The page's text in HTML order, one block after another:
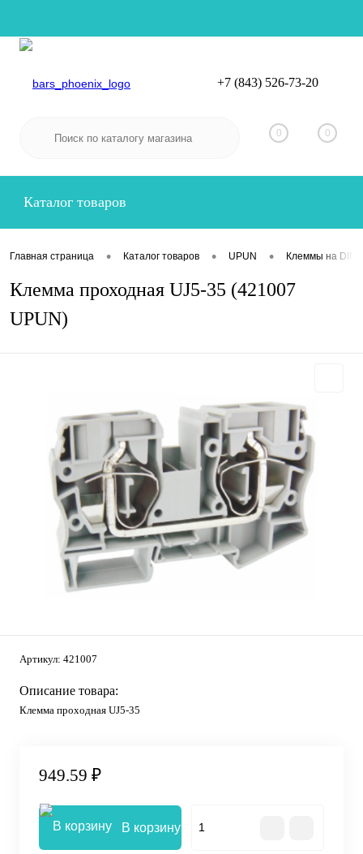
Вход
+7 (843) 526-73-20
0 0
Каталог товаров
Главная страница • Каталог товаров • UPUN • Клеммы на DIN-
Клемма проходная UJ5-35 (421007
UPUN)
Артикул: 421007
Описание товара:
Клемма проходная UJ5-35
949.59 ₽
В корзину